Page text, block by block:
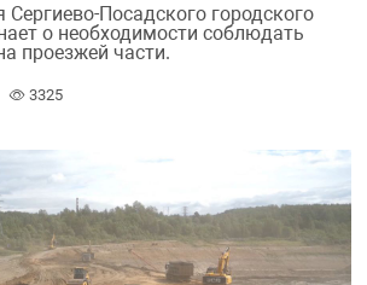
Посадского городского
о необходимости соблюдать
проезжей части.
3325